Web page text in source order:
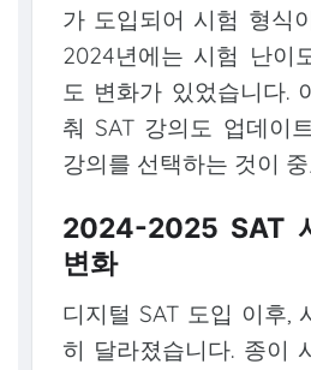
가 도입되어 시험 형식
2024년에는 시험 난이
도 변화가 있었습니다.
춰 SAT 강의도 업데이
강의를 선택하는 것이
2024-2025 SAT
변화
디지털 SAT 도입 이후,
히 달라졌습니다. 종이